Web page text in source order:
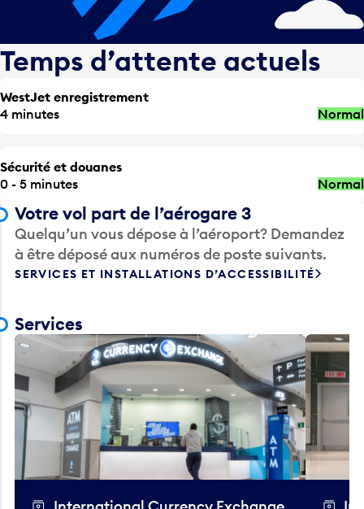
Temps d’attente actuels
WestJet enregistrement
4 minutes
Normal
Sécurité et douanes
0 - 5 minutes
Normal
Votre vol part de l’aérogare 3
Quelqu’un vous dépose à l’aéroport? Demandez
à être déposé aux numéros de poste suivants.
SERVICES ET INSTALLATIONS D’ACCESSIBILITÉ
Services